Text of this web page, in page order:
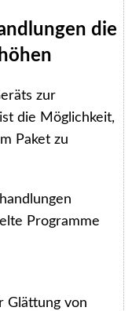
die
zur
die Möglichkeit,
Paket zu
Programme
Glättung von